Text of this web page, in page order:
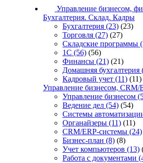
Управление бизнесом,
Бухгалтерия. Склад. Кадры
Бухгалтерия (23) (23)
Торговля (27) (27)
Складские программы
1С (56) (56)
Финансы (21) (21)
Домашняя бухгалтерия
Кадровый учет (11) (11)
Управление бизнесом, CRM/
Управление бизнесом
Ведение дел (54) (54)
Системы
Органайзеры (11) (11)
CRM/ERP-системы (24)
Бизнес-план (8) (8)
Учет компьютеров (13)
Работа с документами